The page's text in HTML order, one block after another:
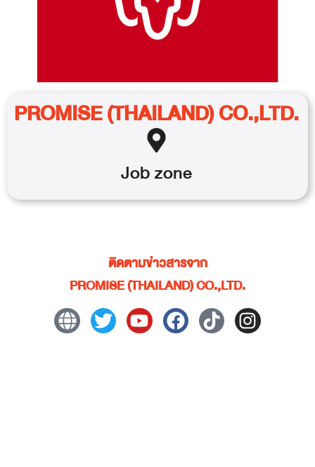
PROMISE (THAILAND) CO.,LTD.
Jobzone
ติดตามข่าวสารจาก
PROMISE (THAILAND) CO.,LTD.